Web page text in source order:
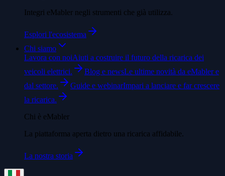
Integri eMabler negli strumenti che già utilizza.
Esplori l'ecosistema
Chi siamo
Lavora con noiAiuti a costruire il futuro della ricarica dei
veicoli elettrici.
Blog e newsLe ultime novità da eMabler e
dal settore.
Guide e webinarImpari a lanciare e far crescere
la ricarica.
Chi è eMabler
La piattaforma aperta dietro una ricarica affidabile.
La nostra storia